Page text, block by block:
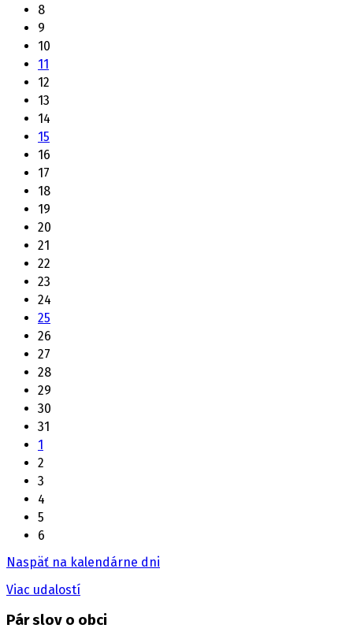
8
9
10
11
12
13
14
15
16
17
18
19
20
21
22
23
24
25
26
27
28
29
30
31
1
2
3
4
5
6
Naspäť na kalendárne dni
Viac udalostí
Pár slov o obci